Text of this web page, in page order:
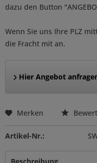
dazu den Button
Wenn Sie uns Ihre PLZ
die Fracht mit an.
Hier Angebot
Merken
Artikel-Nr.: